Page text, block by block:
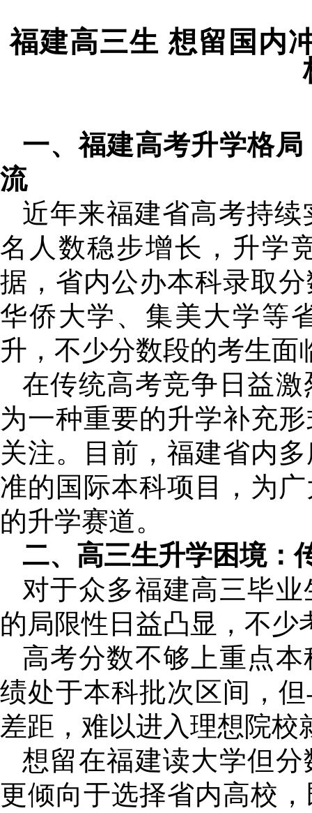
福建高三生 想留国内
一、福建高考升学格
流
近年来福建省高考持
名人数稳步增长，升学
据，省内公办本科录取
华侨大学、集美大学等
升，不少分数段的考生面
在传统高考竞争日益
为一种重要的升学补充
关注。目前，福建省内
准的国际本科项目，为
的升学赛道。
二、高三生升学困境：
对于众多福建高三毕
的局限性日益凸显，不
高考分数不够上重点
绩处于本科批次区间，
差距，难以进入理想院校
想留在福建读大学但
更倾向于选择省内高校